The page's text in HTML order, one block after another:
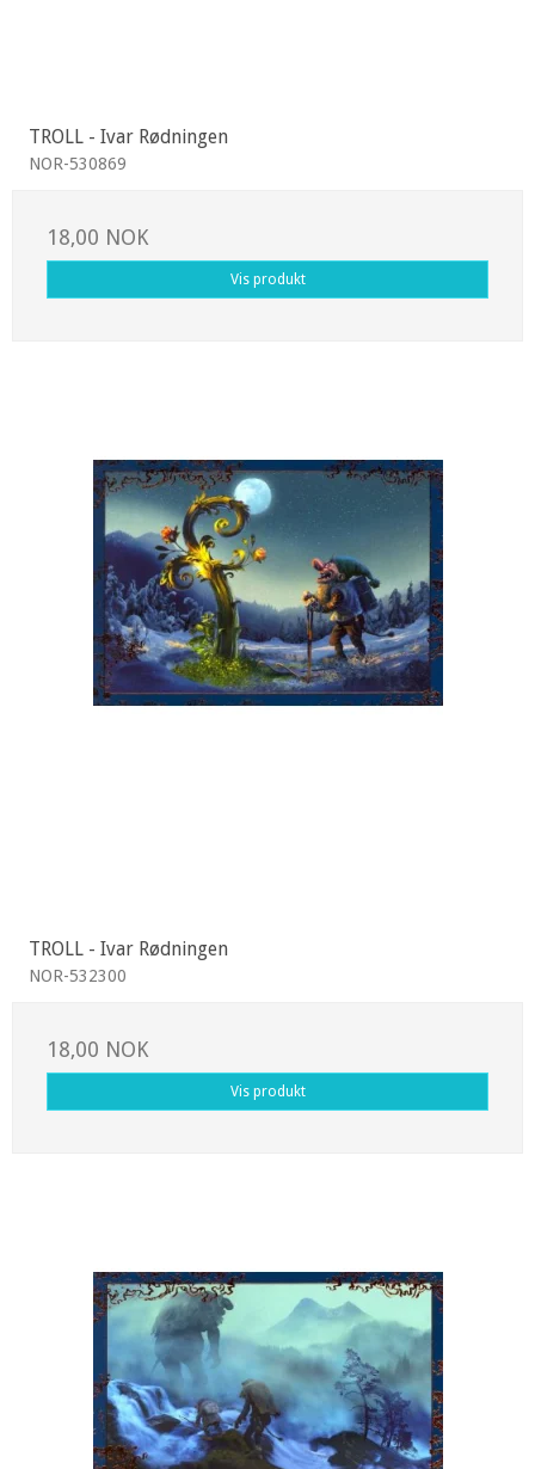
TROLL - Ivar Rødningen
NOR-530869
18,00 NOK
Vis produkt
TROLL - Ivar Rødningen
NOR-532300
18,00 NOK
Vis produkt